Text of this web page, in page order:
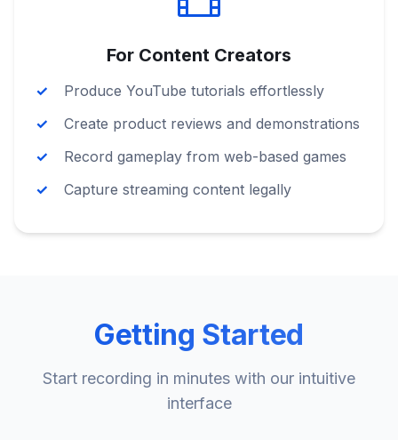
For Content Creators
Produce YouTube tutorials effortlessly
Create product reviews and demonstrations
Record gameplay from web-based games
Capture streaming content legally
Getting Started
Start recording in minutes with our intuitive
interface